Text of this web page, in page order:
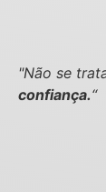
"Não se
confiança.“